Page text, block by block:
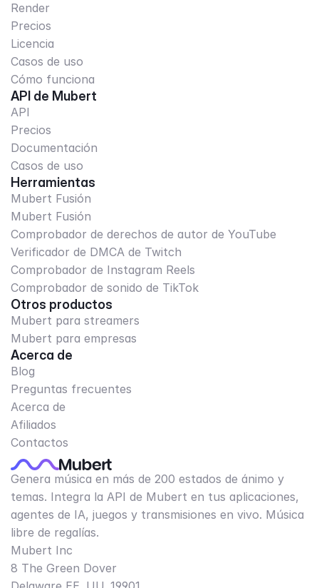
Render
Precios
Licencia
Casos de uso
Cómo funciona
API de Mubert
API
Precios
Documentación
Casos de uso
Herramientas
Mubert Fusión
Mubert Fusión
Comprobador de derechos de autor de YouTube
Verificador de DMCA de Twitch
Comprobador de Instagram Reels
Comprobador de sonido de TikTok
Otros productos
Mubert para streamers
Mubert para empresas
Acerca de
Blog
Preguntas frecuentes
Acerca de
Afiliados
Contactos
Genera música en más de 200 estados de ánimo y
temas. Integra la API de Mubert en tus aplicaciones,
agentes de IA, juegos y transmisiones en vivo. Música
libre de regalías.
Mubert Inc
8 The Green Dover